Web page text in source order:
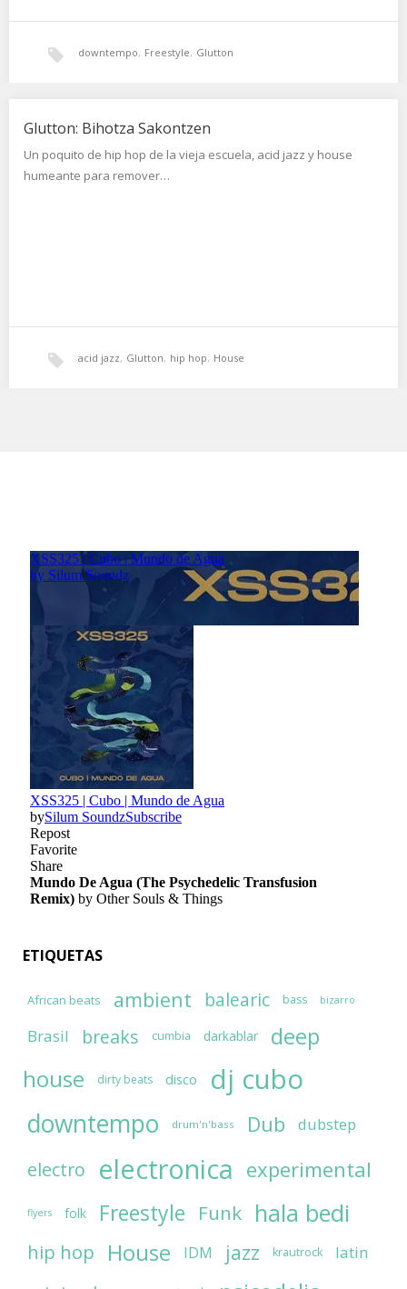
downtempo, Freestyle, Glutton
Glutton: Bihotza Sakontzen
Un poquito de hip hop de la vieja escuela, acid jazz y house
humeante para remover…
acid jazz, Glutton, hip hop, House
ETIQUETAS
African beats ambient balearic bass bizarro
Brasil breaks cumbia darkablar
deep
house
dirty beats disco dj cubo
downtempo drum'n'bass Dub dubstep
electro electronica experimental
flyers folk Freestyle Funk hala bedi
hip hop House IDM jazz krautrock latin